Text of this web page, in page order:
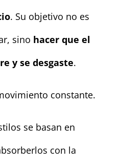
. Su objetivo no es
sino hacer que el
y se desgaste.
constante.
se basan en
con la